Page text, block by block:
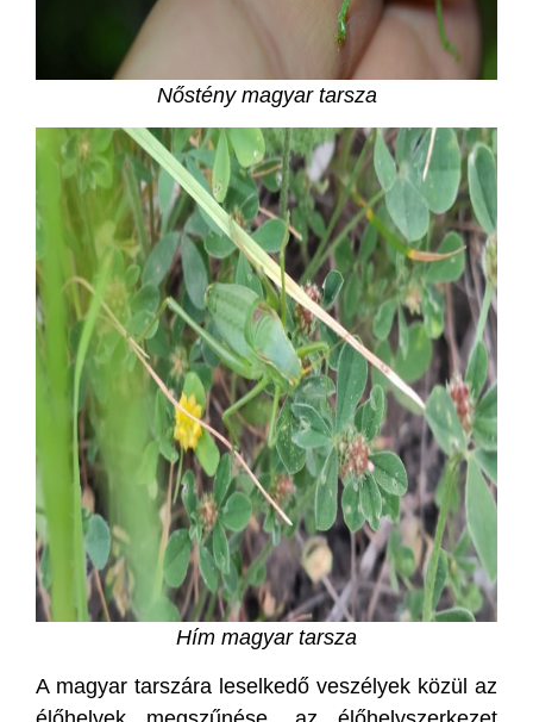
Nőstény magyar tarsza
Hím magyar tarsza
A magyar tarszára leselkedő veszélyek közül az